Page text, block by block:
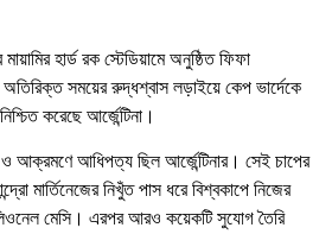
হার্ড রক স্টেডিয়ামে অনুষ্ঠিত ফিফা
সময়ের রুদ্ধশ্বাস লড়াইয়ে কেপ ভার্দেকে
করেছে আর্জেন্টিনা।
আক্রমণে আধিপত্য ছিল আর্জেন্টিনার। সেই চাপের
মার্তিনেজের নিখুঁত পাস ধরে বিশ্বকাপে নিজের
মেসি। এরপর আরও কয়েকটি সুযোগ তৈরি